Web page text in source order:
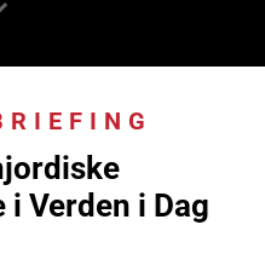
Verden i Dag